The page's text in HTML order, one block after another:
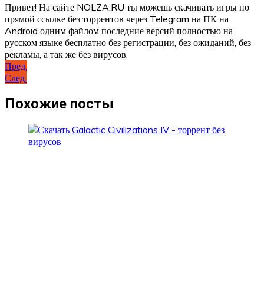
Привет! На сайте NOLZA.RU ты можешь скачивать игры по
прямой ссылке без торрентов через Telegram на ПК на
Android одним файлом последние версий полностью на
русском языке бесплатно без регистрации, без ожиданий, без
рекламы, а так же без вирусов.
Навигация
по
записям
Пред.
След.
Похожие посты